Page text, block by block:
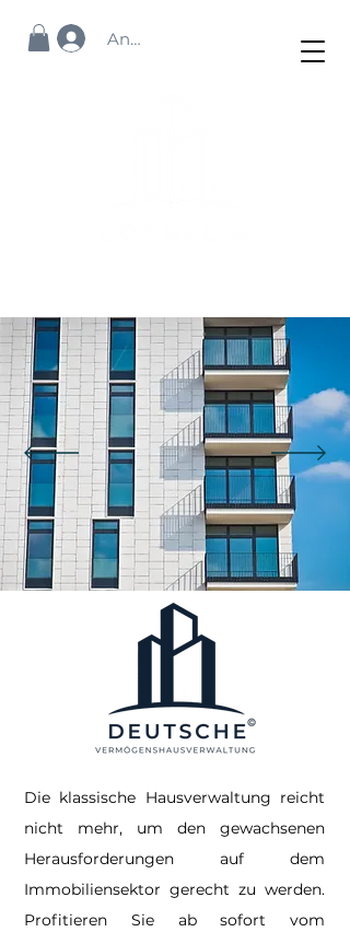
Anmelden
Die klassische Hausverwaltung reicht
nicht mehr, um den gewachsenen
Herausforderungen auf dem
Immobiliensektor gerecht zu werden.
Profitieren Sie ab sofort vom